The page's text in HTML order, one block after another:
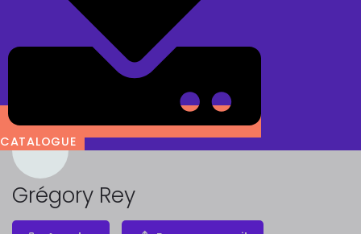
CATALOGUE
Grégory Rey